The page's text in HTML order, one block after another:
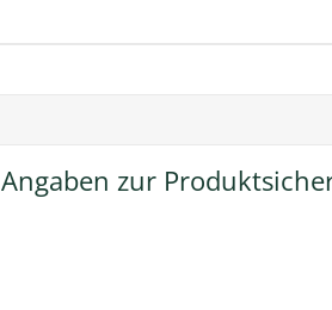
Angaben zur